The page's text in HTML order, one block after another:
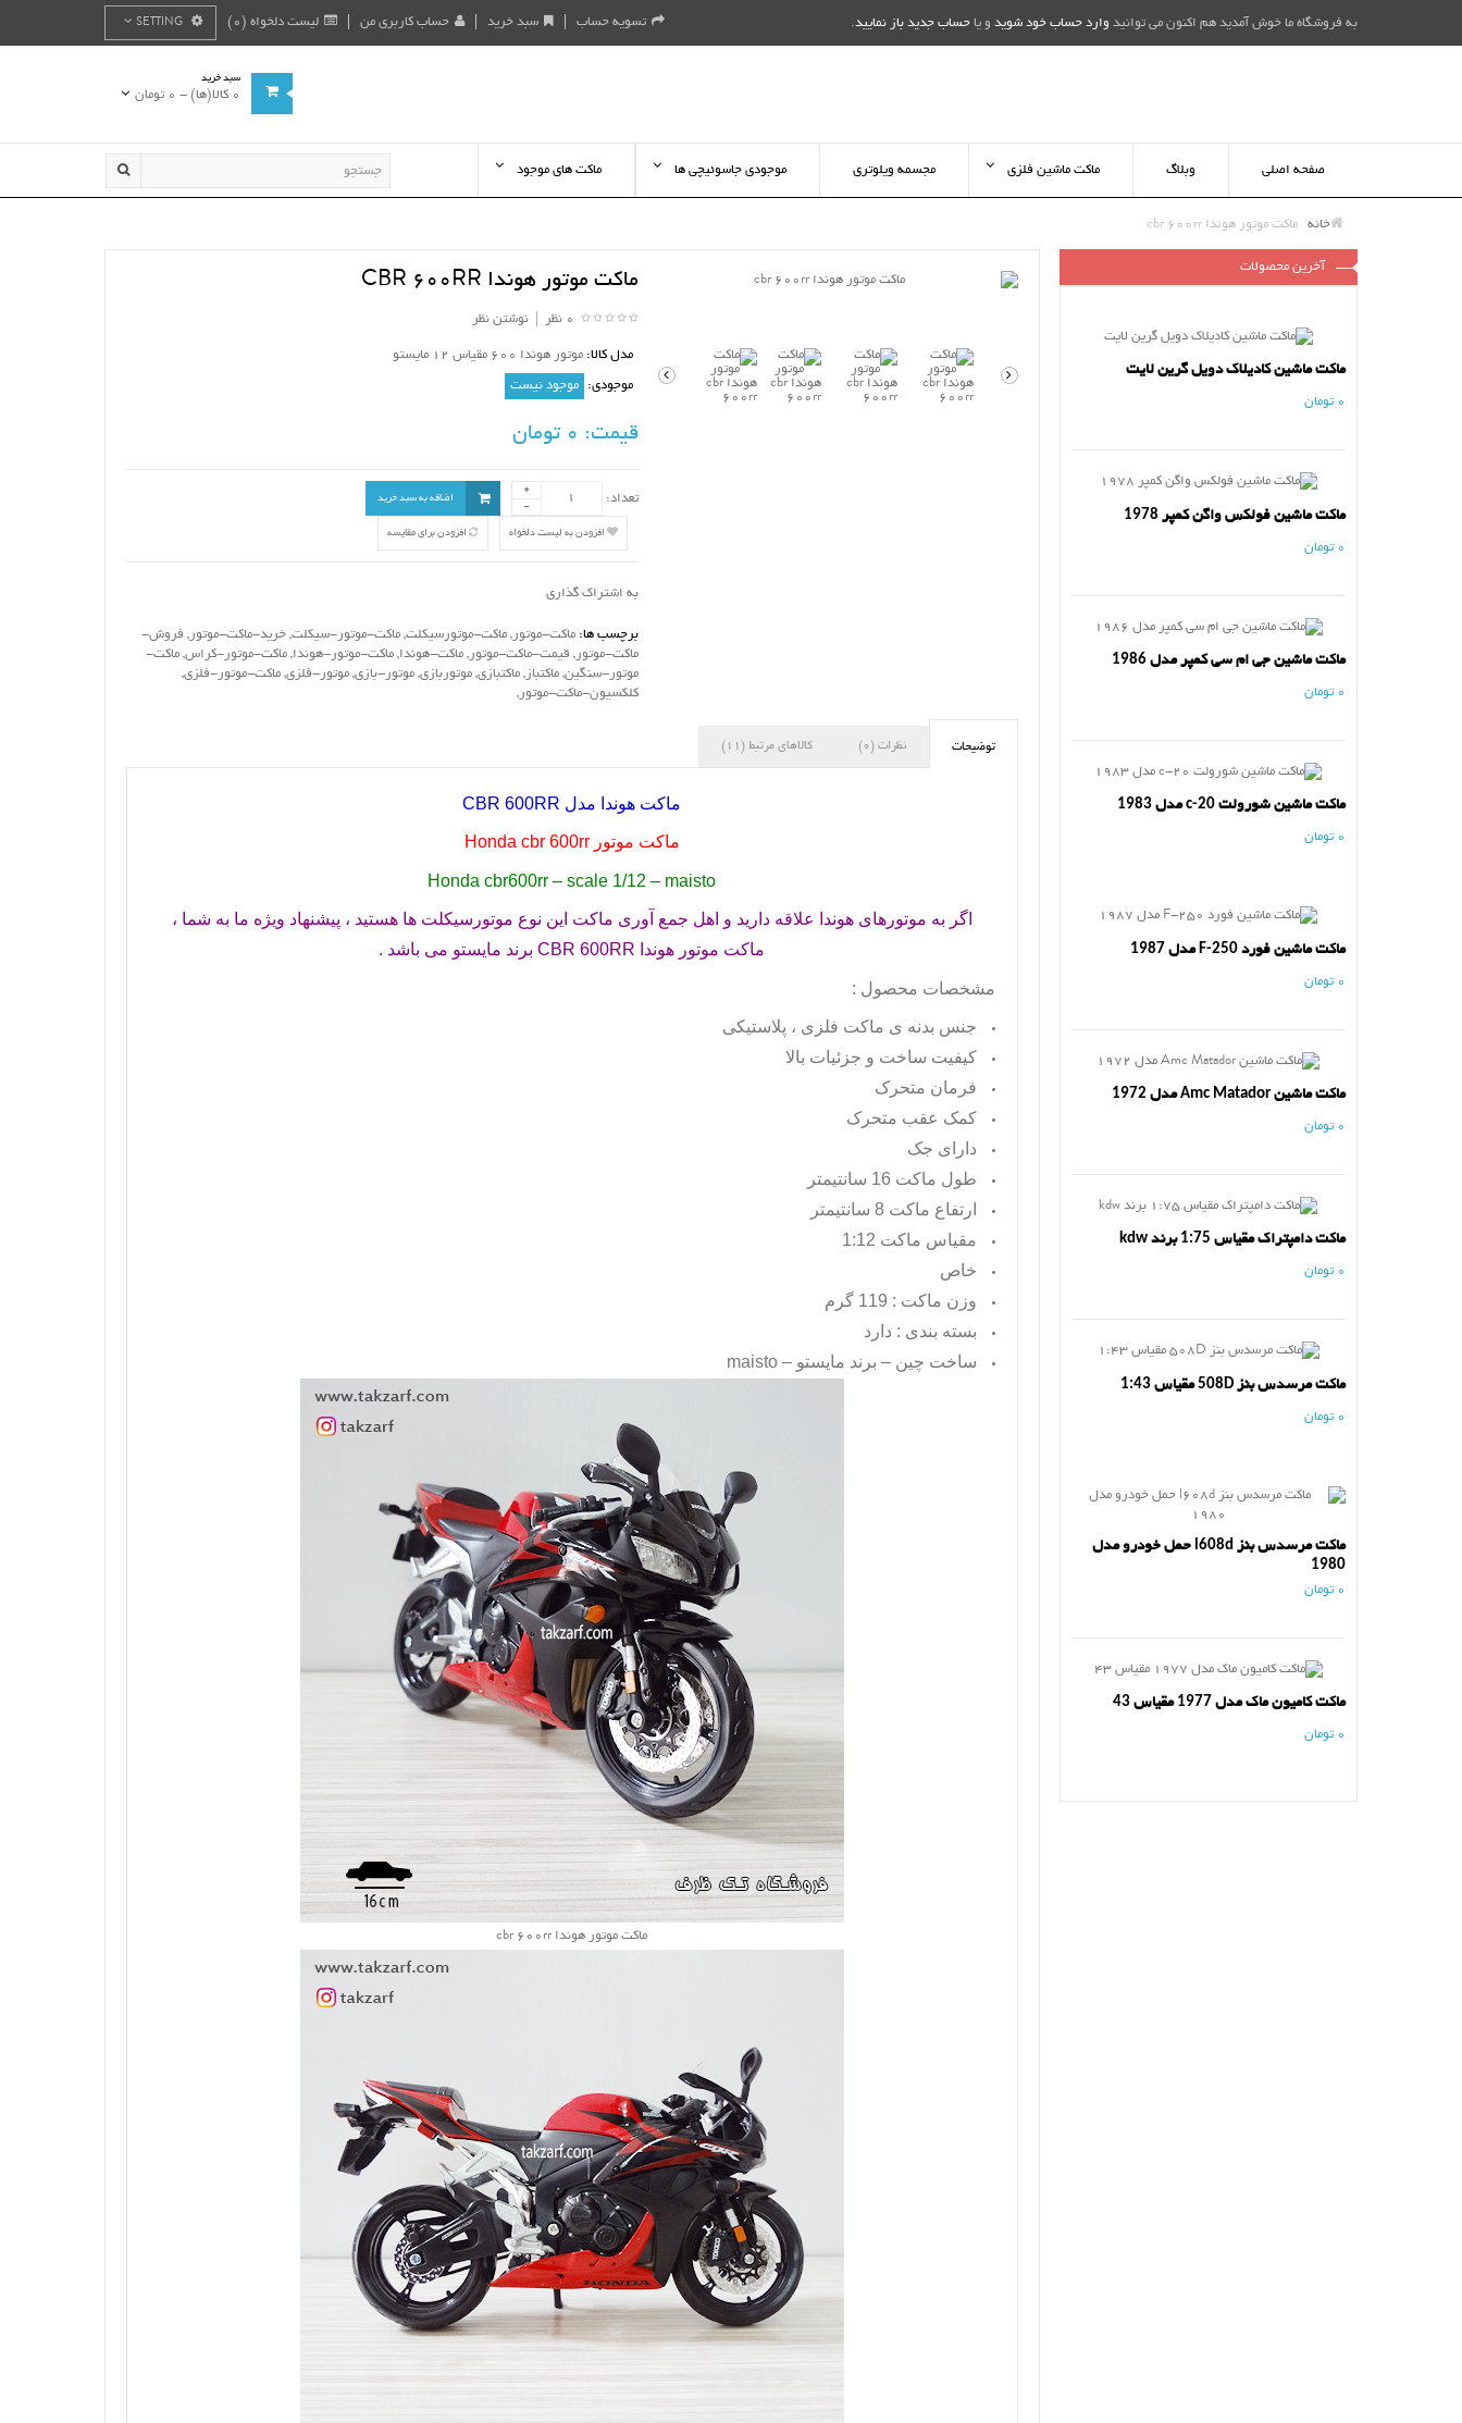
به فروشگاه ما خوش آمدید هم اکنون می توانید وارد حساب خود شوید و یا حساب جدید باز نمایید. لیست دلخواه (0) حساب کاربری من سبد خرید تسویه حساب SETTING
سبد خرید
0 کالا(ها) - 0 تومان
صفحه اصلی وبلاگ ماکت ماشین فلزی مجسمه ویلوتری موجودی جاسوئیچی ها ماکت های موجود
خانه ماکت موتور هوندا cbr 600rr
آخرین محصولات
ماکت ماشین کادیلاک دویل گرین لایت
0 تومان
ماکت ماشین فولکس واگن کمپر 1978
0 تومان
ماکت ماشین جی ام سی کمپر مدل 1986
0 تومان
ماکت ماشین شورولت c-20 مدل 1983
0 تومان
ماکت ماشین فورد F-250 مدل 1987
0 تومان
ماکت ماشین Amc Matador مدل 1972
0 تومان
ماکت دامپتراک مقیاس 1:75 برند kdw
0 تومان
ماکت مرسدس بنز 508D مقیاس 1:43
0 تومان
ماکت مرسدس بنز l608d حمل خودرو مدل
1980
0 تومان
ماکت کامیون ماک مدل 1977 مقیاس 43
0 تومان
ماکت موتور هوندا CBR 600RR
0 نظر |نوشتن نظر
مدل کالا: موتور هوندا 600 مقیاس 12 مایستو
موجودی: موجود نیست
قیمت:
تعداد: اضافه به سبد خرید
افزودن به لیست دلخواه افزودن برای مقایسه
به اشتراک گذاری
برچسب ها: ماکت-موتور,ماکت-موتورسیکلت,ماکت-موتور-سیکلت,خرید-ماکت-موتور, فروش-
ماکت-موتور, قیمت-ماکت-موتور,ماکت-هوندا,ماکت-موتور-هوندا,ماکت-موتور-کراس,ماکت-
موتور-سنگین,ماکتباز,ماکتبازی,موتوربازی,موتور-بازی,موتور-فلزی,ماکت-موتور-فلزی,
کلکسیون-ماکت-موتور,
توضیحات نظرات (0) کالاهای مرتبط (11)
ماکت هوندا مدل CBR 600RR
ماکت موتورHonda cbr 600rr
Honda cbr600rr – scale 1/12 – maisto
اگر به موتورهای هوندا علاقه دارید و اهل جمع آوری ماکت این نوع موتورسیکلت ها هستید ، پیشنهاد ویژه ما به شما ،
ماکت موتور هوندا CBR 600RRبرند مایستو می باشد .
مشخصات محصول :
جنس بدنه ی ماکت فلزی ، پلاستیکی
کیفیت ساخت و جزئیات بالا
فرمان متحرک
کمک عقب متحرک
دارای جک
طول ماکت 16 سانتیمتر
ارتفاع ماکت 8 سانتیمتر
مقیاس ماکت 1:12
خاص
وزن ماکت : 119 گرم
بسته بندی : دارد
ساخت چین – برند مایستو –maisto
ماکت موتور هوندا cbr 600rr